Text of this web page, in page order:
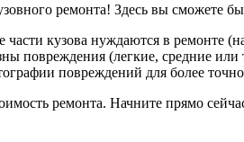
ремонта! Здесь вы сможете
части кузова нуждаются в ремонте
повреждения (легкие, средние или
повреждений для более
ремонта. Начните прямо